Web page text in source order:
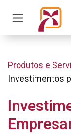
Produtos e
Investimentos